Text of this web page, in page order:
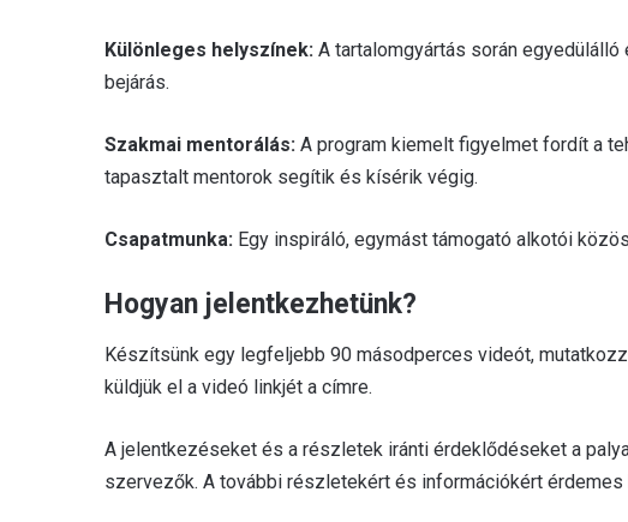
Különleges helyszínek: A tartalomgyártás során
bejárás.
Szakmai mentorálás: A program kiemelt figyelmet fordít a
tapasztalt mentorok segítik és kísérik végig.
Csapatmunka: Egy inspiráló, egymást támogató alkotói
Hogyan jelentkezhetünk?
Készítsünk egy legfeljebb 90 másodperces videót,
küldjük el a videó linkjét a címre.
A jelentkezéseket és a részletek iránti érdeklődéseket a
szervezők. A további részletekért és információkért